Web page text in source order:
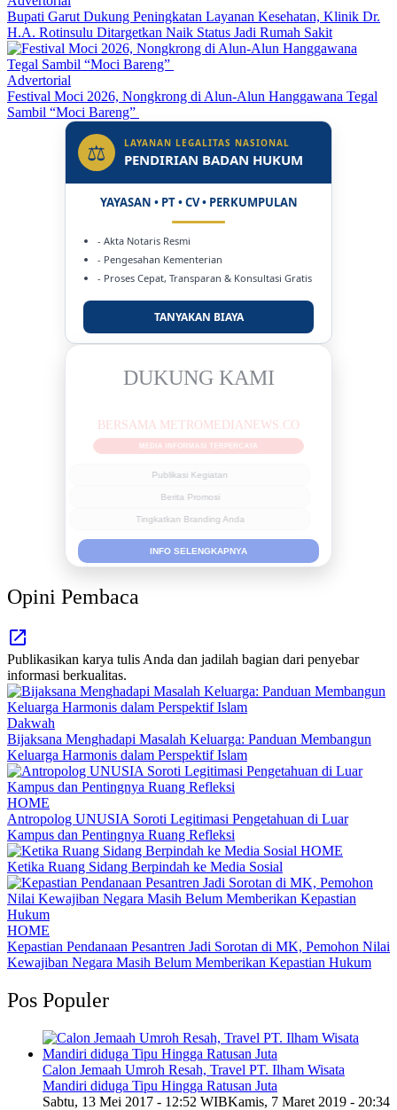
Bupati Garut Dukung Peningkatan Layanan Kesehatan, Klinik Dr.
H.A. Rotinsulu Ditargetkan Naik Status Jadi Rumah Sakit
Advertorial
Festival Moci 2026, Nongkrong di Alun-Alun Hanggawana Tegal
Sambil “Moci Bareng”
⚖ LAYANAN LEGALITAS NASIONAL
PENDIRIAN BADAN HUKUM
YAYASAN • PT • CV • PERKUMPULAN
- Akta Notaris Resmi
- Pengesahan Kementerian
- Proses Cepat, Transparan & Konsultasi Gratis
TANYAKAN BIAYA
DUKUNG KAMI
MEDIA INFORMASI TERPERCAYA
Publikasi Kegiatan
Berita Promosi
Tingkatkan Branding Anda
INFO SELENGKAPNYA
Opini Pembaca
Publikasikan karya tulis Anda dan jadilah bagian dari penyebar
informasi berkualitas.
Dakwah
Bijaksana Menghadapi Masalah Keluarga: Panduan Membangun
Keluarga Harmonis dalam Perspektif Islam
HOME
Antropolog UNUSIA Soroti Legitimasi Pengetahuan di Luar
Kampus dan Pentingnya Ruang Refleksi
HOME
Ketika Ruang Sidang Berpindah ke Media Sosial
HOME
Kepastian Pendanaan Pesantren Jadi Sorotan di MK, Pemohon Nilai
Kewajiban Negara Masih Belum Memberikan Kepastian Hukum
Pos Populer
Calon Jemaah Umroh Resah, Travel PT. Ilham Wisata
Mandiri diduga Tipu Hingga Ratusan Juta
Sabtu, 13 Mei 2017 - 12:52 WIBKamis, 7 Maret 2019 - 20:34